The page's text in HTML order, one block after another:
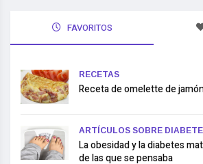
FAVORITOS
RECETAS
Receta de omelette de
ARTÍCULOS SOBRE
La obesidad y la diabetes
de las que se pensaba